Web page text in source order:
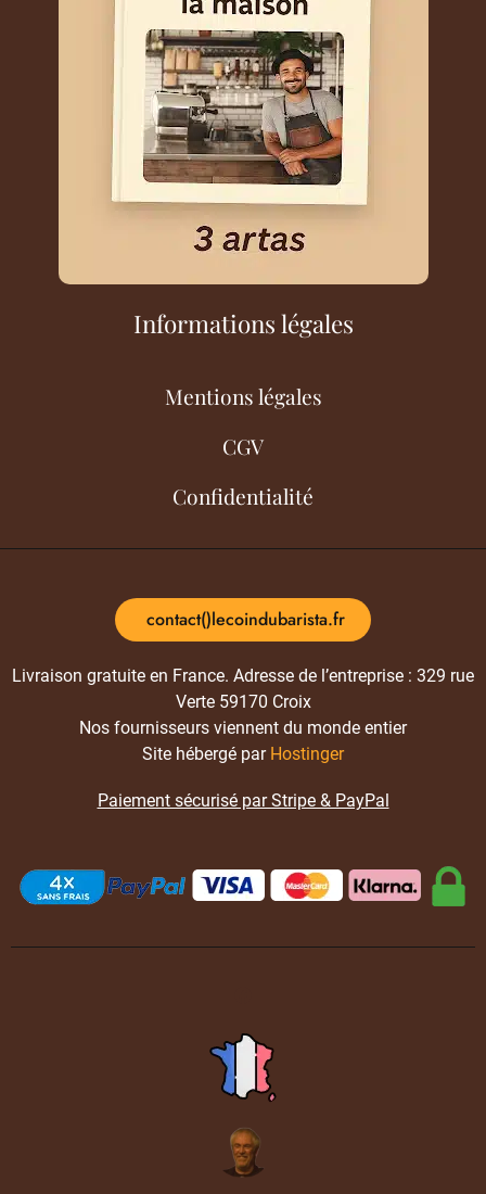
Informations légales
Mentions légales
CGV
Confidentialité
contact()lecoindubarista.fr
Livraison gratuite en France. Adresse de l’entreprise : 329 rue
Verte 59170 Croix
Nos fournisseurs viennent du monde entier
Site hébergé par Hostinger
Paiement sécurisé par Stripe & PayPal